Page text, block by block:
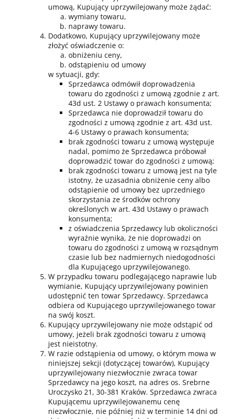
umową, Kupujący uprzywilejowany może żądać:
wymiany towaru,
naprawy towaru.
Dodatkowo, Kupujący uprzywilejowany może
złożyć oświadczenie o:
obniżeniu ceny,
odstąpieniu od umowy
w sytuacji, gdy:
Sprzedawca odmówił doprowadzenia
towaru do zgodności z umową zgodnie z art.
43d ust. 2 Ustawy o prawach konsumenta;
Sprzedawca nie doprowadził towaru do
zgodności z umową zgodnie z art. 43d ust.
4-6 Ustawy o prawach konsumenta;
brak zgodności towaru z umową występuje
nadal, pomimo że Sprzedawca próbował
doprowadzić towar do zgodności z umową;
brak zgodności towaru z umową jest na tyle
istotny, że uzasadnia obniżenie ceny albo
odstąpienie od umowy bez uprzedniego
skorzystania ze środków ochrony
określonych w art. 43d Ustawy o prawach
konsumenta;
z oświadczenia Sprzedawcy lub okoliczności
wyraźnie wynika, że nie doprowadzi on
towaru do zgodności z umową w rozsądnym
czasie lub bez nadmiernych niedogodności
dla Kupującego uprzywilejowanego.
W przypadku towaru podlegającego naprawie lub
wymianie, Kupujący uprzywilejowany powinien
udostępnić ten towar Sprzedawcy. Sprzedawca
odbiera od Kupującego uprzywilejowanego towar
na swój koszt.
Kupujący uprzywilejowany nie może odstąpić od
umowy, jeżeli brak zgodności towaru z umową
jest nieistotny.
W razie odstąpienia od umowy, o którym mowa w
niniejszej sekcji (dotyczącej towarów), Kupujący
uprzywilejowany niezwłocznie zwraca towar
Sprzedawcy na jego koszt, na adres os. Srebrne
Uroczysko 21, 30-381 Kraków. Sprzedawca zwraca
Kupującemu uprzywilejowanemu cenę
niezwłocznie, nie później niż w terminie 14 dni od